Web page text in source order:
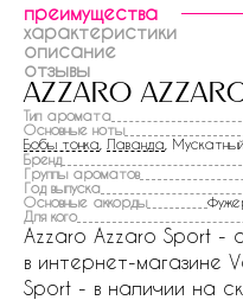
преимущества
характеристики
описание
отзывы
azzaro
Тип аромата
Основные ноты
Бобы тонка Лаванда ,
Бренд
Группы ароматов
Год выпуска
Основные аккорды
Для кого
Azzaro Azzaro Sport -
в интернет-магазине
Sport - в наличии на